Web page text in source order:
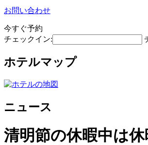
お問い合わせ
今すぐ予約
チェックイン:
ホテルマップ
ニュース
清明節の休暇中は